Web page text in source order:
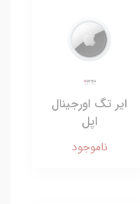
ایر تگ اورجینال
اپل
ناموجود